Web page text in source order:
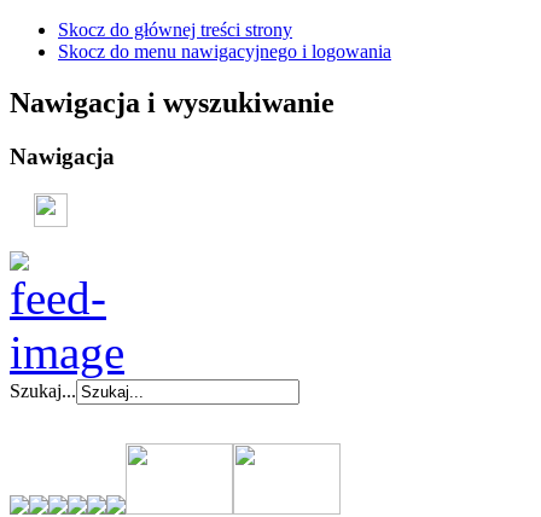
Skocz do głównej treści strony
Skocz do menu nawigacyjnego i logowania
Nawigacja i wyszukiwanie
Nawigacja
Szukaj...